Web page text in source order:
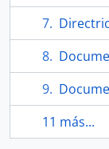
Directrices
Documento
11 más...